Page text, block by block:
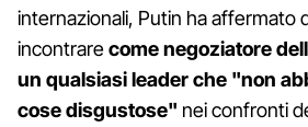
internazionali, Putin ha affermato
incontrarecome negoziatore
un qualsiasi leader che "non
cose disgustose" nei confronti